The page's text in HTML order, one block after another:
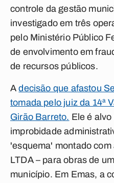
controle da gestão
investigado em três
pelo Ministério Público
de envolvimento em
de recursos públicos.
Adecisão que afastou
tomada pelo juiz da 14ª
Girão Barreto. Ele é
improbidade
'esquema' montado
LTDA – para obras de
município. Em Emas, a